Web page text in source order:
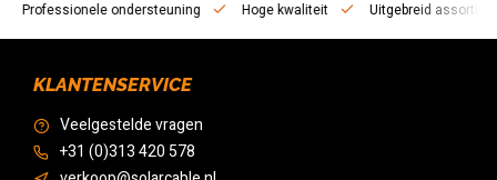
ondersteuning Hoge kwaliteit Uitgebreid assortiment
KLANTENSERVICE
Veelgestelde vragen
+31 (0)313 420 578